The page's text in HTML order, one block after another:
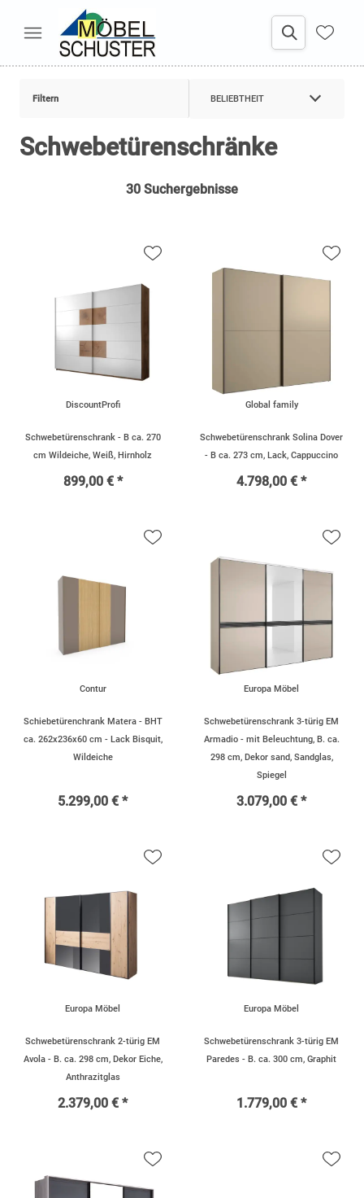
Filtern BELIEBTHEIT
Schwebetürenschränke
30 Suchergebnisse
DiscountProfi
Schwebetürenschrank - B ca. 270
cm Wildeiche, Weiß, Hirnholz
899,00 € *
Global family
Schwebetürenschrank Solina Dover
- B ca. 273 cm, Lack, Cappuccino
4.798,00 € *
Contur
Schiebetürenchrank Matera - BHT
ca. 262x236x60 cm - Lack Bisquit,
Wildeiche
5.299,00 € *
Europa Möbel
Schwebetürenschrank 3-türig EM
Armadio - mit Beleuchtung, B. ca.
298 cm, Dekor sand, Sandglas,
Spiegel
3.079,00 € *
Europa Möbel
Schwebetürenschrank 2-türig EM
Avola - B. ca. 298 cm, Dekor Eiche,
Anthrazitglas
2.379,00 € *
Europa Möbel
Schwebetürenschrank 3-türig EM
Paredes - B. ca. 300 cm, Graphit
1.779,00 € *